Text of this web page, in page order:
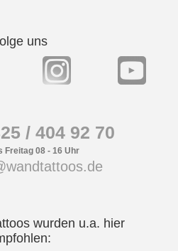
uns
/ 404 92 70
Freitag 08 - 16 Uhr
wurden u.a. hier